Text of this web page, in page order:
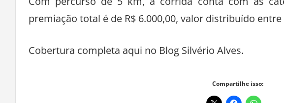
Com percurso de 5 km, a corrida conta com as
premiação total é de R$ 6.000,00, valor distribuído
Cobertura completa aqui no Blog Silvério Alves.
Compartilhe isso: